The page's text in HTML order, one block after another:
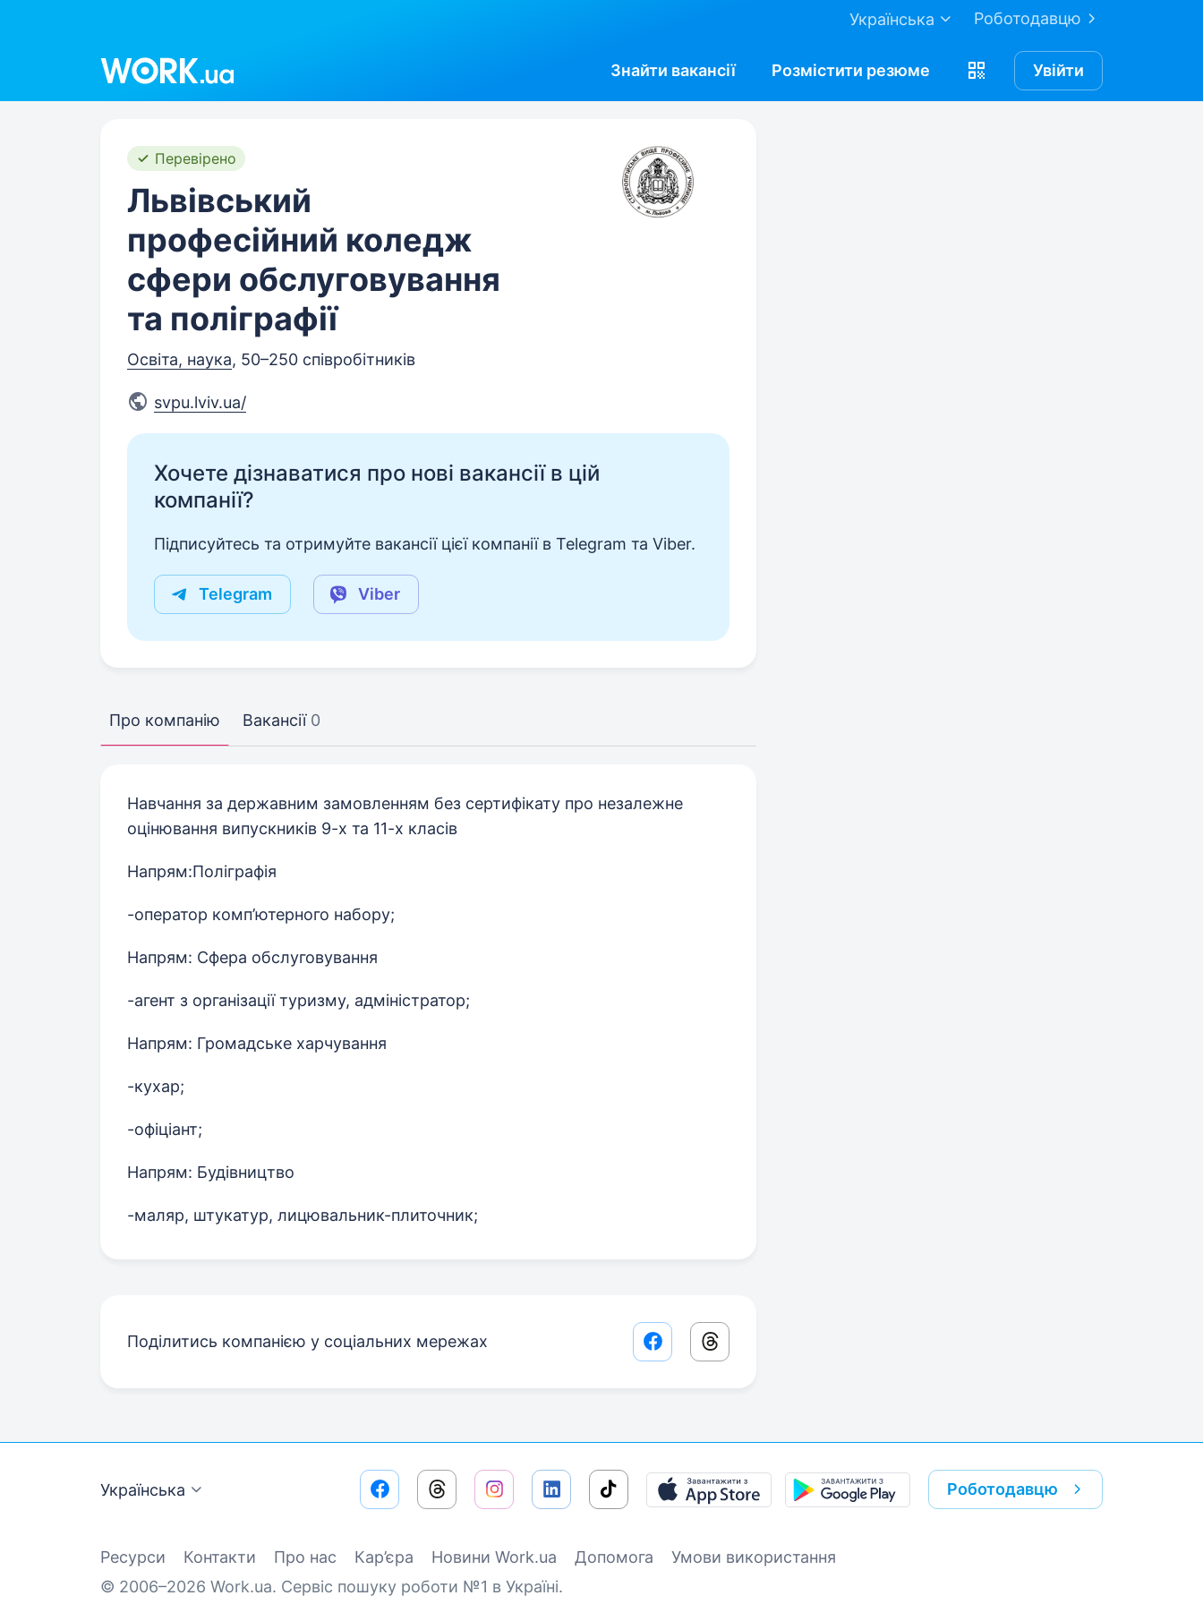
Роботодавцю
Українська
Знайти вакансії Розмістити резюме Увійти
Перевірено
Львівський
професійний коледж
сфери обслуговування
та поліграфії
Освіта, наука, 50–250 співробітників
svpu.lviv.ua/
Хочете дізнаватися про нові вакансії в цій
компанії?
Підписуйтесь та отримуйте вакансії цієї компанії в Telegram та Viber.
Telegram Viber
Про компанію Вакансії 0
Навчання за державним замовленням без сертифікату про незалежне
оцінювання випускників 9-х та 11-х класів
Напрям:Поліграфія
-оператор комп’ютерного набору;
Напрям: Сфера обслуговування
-агент з організації туризму, адміністратор;
Напрям: Громадське харчування
-кухар;
-офіціант;
Напрям: Будівництво
-маляр, штукатур, лицювальник-плиточник;
Поділитись компанією у соціальних мережах Facebook share link
Threads share link
Українська Роботодавцю
Ресурси Контакти Про нас Кар’єра Новини Work.ua Допомога
Умови використання
© 2006–2026 Work.ua. Сервіс пошуку роботи №1 в Україні.